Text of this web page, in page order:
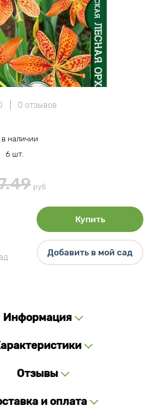
0 отзывов
в наличии
6 шт.
руб
Купить
Добавить в мой сад
Информация
Отзывы
и оплата